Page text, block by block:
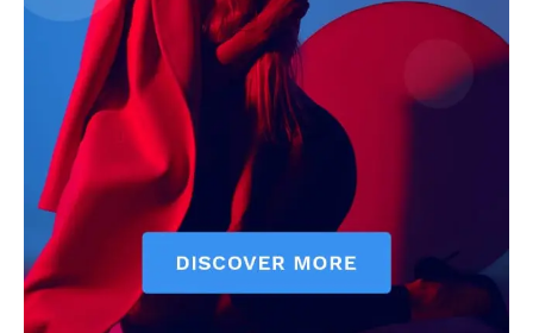
Terms of Use Agreement
Facebook
X WhatsApp
Share